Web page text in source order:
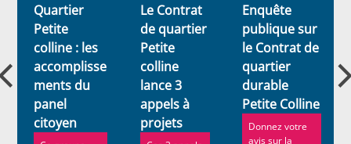
Quartier
Petite
colline : les
accomplisse
ments du
panel
citoyen
Le Contrat
de quartier
Petite
colline
lance 3
appels à
projets
Enquête
publique sur
le Contrat de
quartier
durable
Petite Colline
Donnez votre
avis sur la